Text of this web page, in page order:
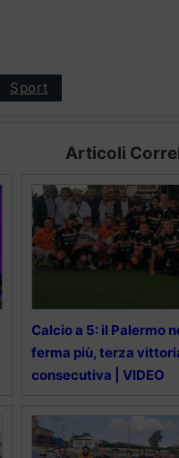
Sport
Articoli
Calcio a 5: il Palermo
ferma più, terza
consecutiva | VIDEO